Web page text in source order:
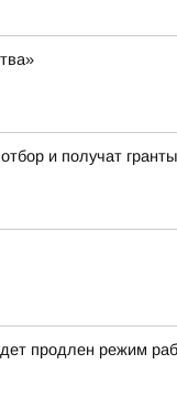
и получат гранты
продлен режим